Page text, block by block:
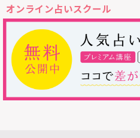
オンライン占いスクール